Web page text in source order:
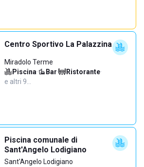
Centro Sportivo La Palazzina
Miradolo Terme
Piscina· Bar· Ristorante·
e altri 9…
Piscina comunale di
Sant'Angelo Lodigiano
Sant'Angelo Lodigiano